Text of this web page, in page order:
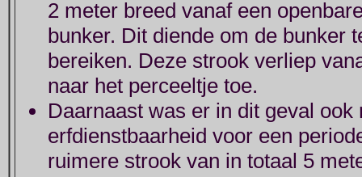
2 meter breed vanaf een
bunker. Dit diende om de bunker
bereiken. Deze strook verliep
naar het perceeltje toe.
Daarnaast was er in dit geval
erfdienstbaarheid voor een
ruimere strook van in totaal 5